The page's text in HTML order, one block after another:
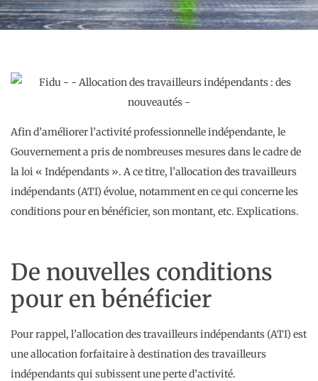
Afin d’améliorer l’activité professionnelle indépendante, le
Gouvernement a pris de nombreuses mesures dans le cadre de
la loi « Indépendants ». A ce titre, l’allocation des travailleurs
indépendants (ATI) évolue, notamment en ce qui concerne les
conditions pour en bénéficier, son montant, etc. Explications.
De nouvelles conditions
pour en bénéficier
Pour rappel, l’allocation des travailleurs indépendants (ATI) est
une allocation forfaitaire à destination des travailleurs
indépendants qui subissent une perte d’activité.